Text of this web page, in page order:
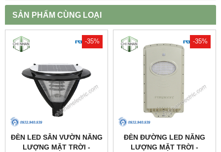
SẢN PHẨM CÙNG LOẠI
-35%
ĐÈN LED SÂN VƯỜN NĂNG
LƯỢNG MẶT TRỜI -
-35%
ĐÈN ĐƯỜNG LED NĂNG
LƯỢNG MẶT TRỜI -